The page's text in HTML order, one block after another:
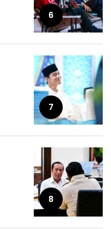
6
7
8